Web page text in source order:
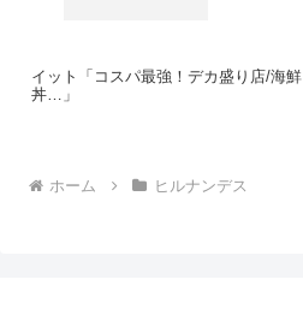
イット「コスパ最強！デカ盛り店/海鮮
丼…」
ホーム ヒルナンデス